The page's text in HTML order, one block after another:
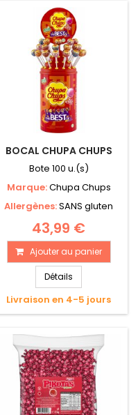
BOCAL CHUPA CHUPS
Bote 100 u.(s)
Marque:Chupa Chups
Allergènes:SANS gluten
43,99 €
Ajouter au panier
Détails
Livraison en 4-5 jours